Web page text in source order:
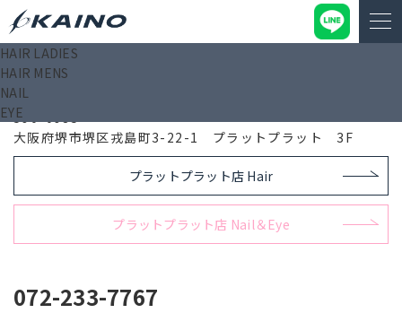
HAIR LADIES
HAIR MENS
NAIL
EYE
プラットプラット店 Hair
590-0985
大阪府堺市堺区戎島町3-22-1 プラットプラット 3F
プラットプラット店 Hair
プラットプラット店 Nail＆Eye
072-233-7767